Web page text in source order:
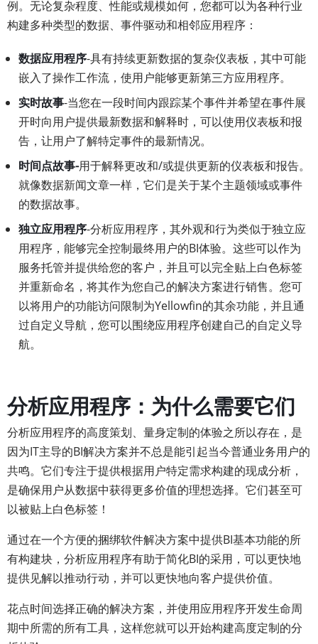
例。无论复杂程度、性能或规模如何，您都可以为各种行业
构建多种类型的数据、事件驱动和相邻应用程序：
数据应用程序-具有持续更新数据的复杂仪表板，其中可能
嵌入了操作工作流，使用户能够更新第三方应用程序。
实时故事-当您在一段时间内跟踪某个事件并希望在事件展
开时向用户提供最新数据和解释时，可以使用仪表板和报
告，让用户了解特定事件的最新情况。
时间点故事-用于解释更改和/或提供更新的仪表板和报告。
就像数据新闻文章一样，它们是关于某个主题领域或事件
的数据故事。
独立应用程序-分析应用程序，其外观和行为类似于独立应
用程序，能够完全控制最终用户的BI体验。这些可以作为
服务托管并提供给您的客户，并且可以完全贴上白色标签
并重新命名，将其作为您自己的解决方案进行销售。您可
以将用户的功能访问限制为Yellowfin的其余功能，并且通
过自定义导航，您可以围绕应用程序创建自己的自定义导
航。
分析应用程序：为什么需要它们
分析应用程序的高度策划、量身定制的体验之所以存在，是
因为IT主导的BI解决方案并不总是能引起当今普通业务用户的
共鸣。它们专注于提供根据用户特定需求构建的现成分析，
是确保用户从数据中获得更多价值的理想选择。它们甚至可
以被贴上白色标签！
通过在一个方便的捆绑软件解决方案中提供BI基本功能的所
有构建块，分析应用程序有助于简化BI的采用，可以更快地
提供见解以推动行动，并可以更快地向客户提供价值。
花点时间选择正确的解决方案，并使用应用程序开发生命周
期中所需的所有工具，这样您就可以开始构建高度定制的分